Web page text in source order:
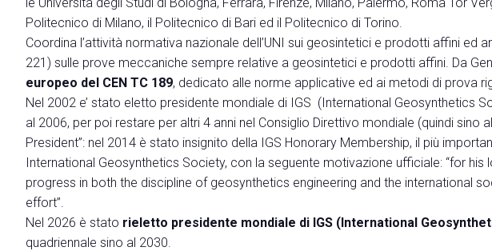
EVENTI E INIZIATIVE
Programma eventi
Temi
Comitato Tecnico Scientifico
Pubblicazioni scientifiche
Premi
Stati Generali della Green Economy
Commissione Europea
Call for Paper- Istruzioni per i lavori presentati
Politecnico di Milano, il Politecnico di Bari ed il Politecnico di Torino.
Coordina l’attività normativa nazionale dell’UNI sui geosintetici e prodotti affini ed
221) sulle prove meccaniche sempre relative a geosintetici e prodotti affini. Da
europeo del CEN TC 189, dedicato alle norme applicative ed ai metodi di prova
Nel 2002 e’ stato eletto presidente mondiale di IGS (International Geosynthetics
al 2006, per poi restare per altri 4 anni nel Consiglio Direttivo mondiale (quindi sino
President”: nel 2014 è stato insignito della IGS Honorary Membership, il più
International Geosynthetics Society, con la seguente motivazione ufficiale: “for
progress in both the discipline of geosynthetics engineering and the international
effort”.
Nel 2026 è stato rieletto presidente mondiale di IGS (International
quadriennale sino al 2030.